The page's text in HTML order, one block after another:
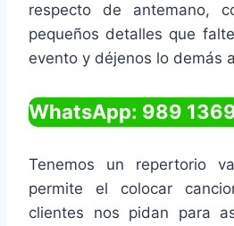
respecto de antemano,
pequeños detalles que
evento y déjenos lo demás
WhatsApp: 989
Tenemos un repertorio
permite el colocar
clientes nos pidan para